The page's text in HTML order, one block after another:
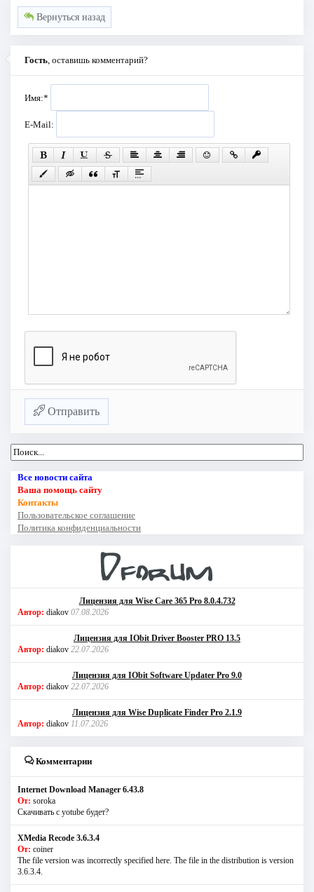
Вернуться назад
Гость, оставишь комментарий?
Имя:*
E-Mail:
Отправить
Все новости сайта
Ваша помощь сайту
Контакты
Пользовательское соглашение
Политика конфиденциальности
Лицензия для Wise Care 365 Pro 8.0.4.732
Автор: diakov 07.08.2026
Лицензия для IObit Driver Booster PRO 13.5
Автор: diakov 22.07.2026
Лицензия для IObit Software Updater Pro 9.0
Автор: diakov 22.07.2026
Лицензия для Wise Duplicate Finder Pro 2.1.9
Автор: diakov 11.07.2026
Комментарии
Internet Download Manager 6.43.8
От: soroka
Скачивать с yotube будет?
XMedia Recode 3.6.3.4
От: coiner
The file version was incorrectly specified here. The file in the distribution is version
3.6.3.4.